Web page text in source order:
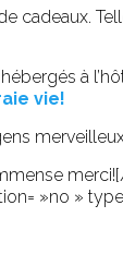
cadeaux.
à
vie!
merci!
»no »